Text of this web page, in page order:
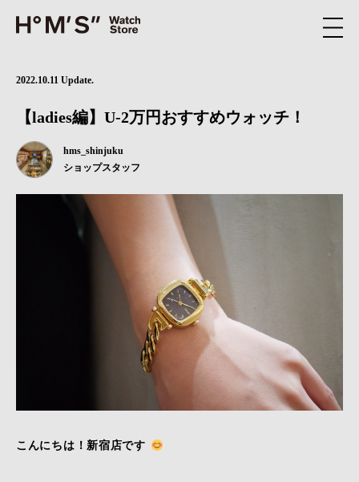
2022.10.11 Update.
【ladies編】U-2万円おすすめウォッチ！
hms_shinjuku
ショップスタッフ
こんにちは！新宿店です